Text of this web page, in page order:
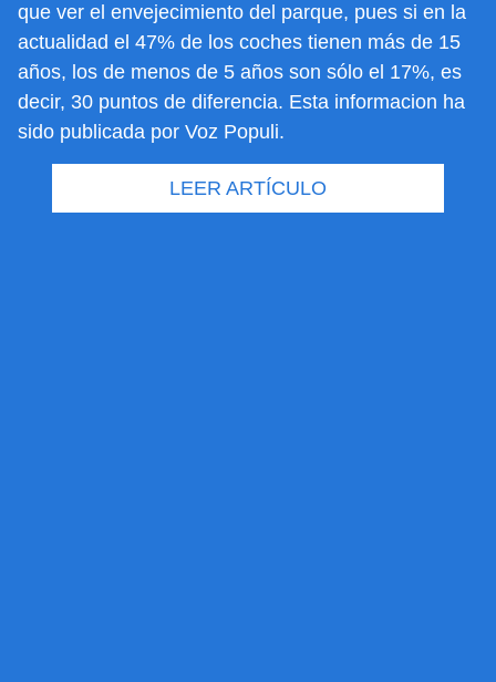
que ver el envejecimiento del parque, pues si en la
actualidad el 47% de los coches tienen más de 15
años, los de menos de 5 años son sólo el 17%, es
decir, 30 puntos de diferencia. Esta informacion ha
sido publicada por Voz Populi.
LEER ARTÍCULO